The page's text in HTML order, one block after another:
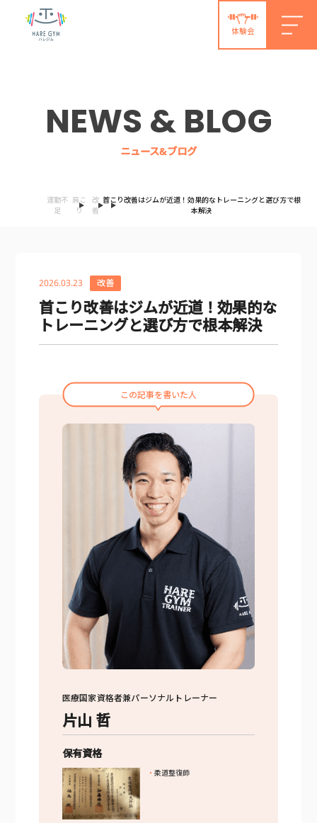
体験会
NEWS & BLOG
ニュース&ブログ
運動不
足
肩こ
り
改
善
首こり改善はジムが近道！効果的なトレーニングと選び方で根
本解決
2026.03.23 改善
首こり改善はジムが近道！効果的な
トレーニングと選び方で根本解決
この記事を書いた人
医療国家資格者兼パーソナルトレーナー
片山 哲
保有資格
柔道整復師